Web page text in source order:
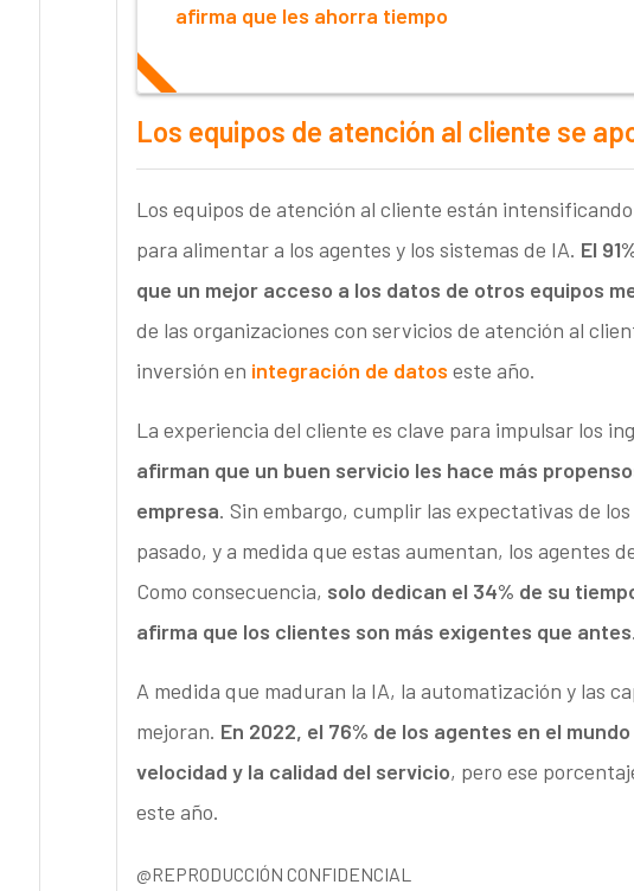
afirma que les ahorra tiempo
Los equipos de atención al cliente se
Los equipos de atención al cliente están
para alimentar a los agentes y los sistemas de IA. El
que un mejor acceso a los datos de otros equipos
de las organizaciones con servicios de atención al
inversión en integración de datos este año.
La experiencia del cliente es clave para impulsar los
afirman que un buen servicio les hace más
empresa. Sin embargo, cumplir las expectativas de
pasado, y a medida que estas aumentan, los agentes
Como consecuencia, solo dedican el 34% de su
afirma que los clientes son más exigentes que antes.
A medida que maduran la IA, la automatización y las
mejoran. En 2022, el 76% de los agentes en el
velocidad y la calidad del servicio, pero ese
este año.
@REPRODUCCIÓN CONFIDENCIAL